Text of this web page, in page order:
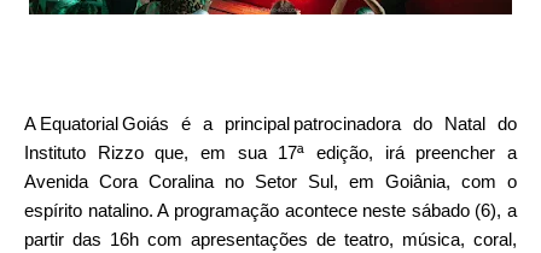
A Equatorial Goiás é a principal patrocinadora do Natal do
Instituto Rizzo que, em sua 17ª edição, irá preencher a
Avenida Cora Coralina no Setor Sul, em Goiânia, com o
espírito natalino. A programação acontece neste sábado (6), a
partir das 16h com apresentações de teatro, música, coral,